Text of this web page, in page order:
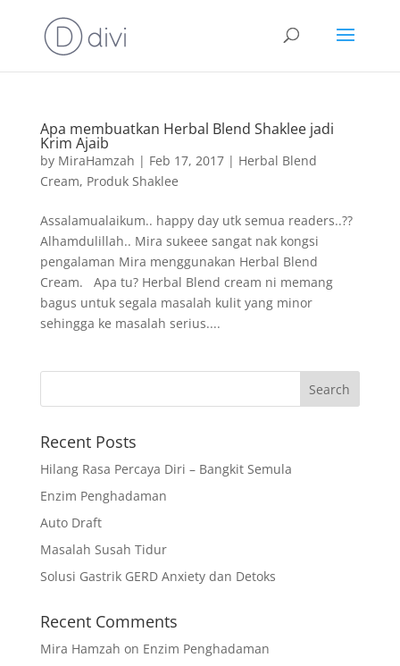
Apa membuatkan Herbal Blend Shaklee jadi
Krim Ajaib
by MiraHamzah | Feb 17, 2017| Herbal Blend
Cream, Produk Shaklee
Assalamualaikum.. happy day utk semua readers..??
Alhamdulillah.. Mira sukeee sangat nak kongsi
pengalaman Mira menggunakan Herbal Blend
Cream. Apa tu? Herbal Blend cream ni memang
bagus untuk segala masalah kulit yang minor
sehingga ke masalah serius....
Recent Posts
Hilang Rasa Percaya Diri – Bangkit Semula
Enzim Penghadaman
Auto Draft
Masalah Susah Tidur
Solusi Gastrik GERD Anxiety dan Detoks
Recent Comments
Mira Hamzah on Enzim Penghadaman